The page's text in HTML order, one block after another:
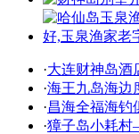
·大连财神岛酒
·海王九岛海边
·昌海全福海
·獐子岛小耗